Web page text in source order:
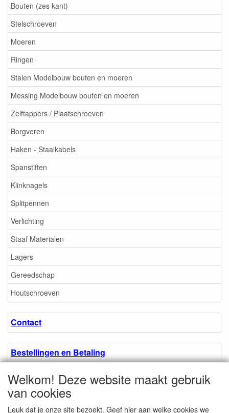
Bouten (zes kant)
Stelschroeven
Moeren
Ringen
Stalen Modelbouw bouten en moeren
Messing Modelbouw bouten en moeren
Zelftappers / Plaatschroeven
Borgveren
Haken - Staalkabels
Spanstiften
Klinknagels
Splitpennen
Verlichting
Staaf Materialen
Lagers
Gereedschap
Houtschroeven
Contact
Bestellingen en Betaling
Algemene voorwaarden
Welkom! Deze website maakt gebruik
van cookies
Leuk dat je onze site bezoekt. Geef hier aan welke cookies we